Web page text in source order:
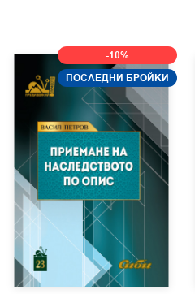
-10%
ПОСЛЕДНИ БРОЙКИ